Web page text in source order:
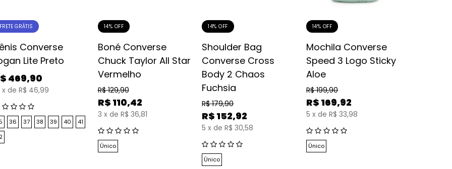
FRETE GRÁTIS
Converse
Lite Preto
469,90
x de R$ 46,99
36 37 38 39 40
41
14% OFF
Boné Converse
Chuck Taylor All Star
Vermelho
R$ 129,90
R$ 110,42
3 x de R$ 36,81
Único
14% OFF
Shoulder Bag
Converse Cross
Body 2 Chaos
Fuchsia
R$ 179,90
R$ 152,92
5 x de R$ 30,58
Único
14% OFF
Mochila Converse
Speed 3 Logo Sticky
Aloe
R$ 199,90
R$ 169,92
5 x de R$ 33,98
Único